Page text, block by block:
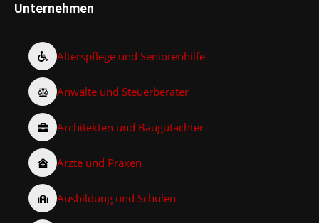
Unternehmen
Alterspflege und Seniorenhilfe
Anwälte und Steuerberater
Architekten und Baugutachter
Ärzte und Praxen
Ausbildung und Schulen